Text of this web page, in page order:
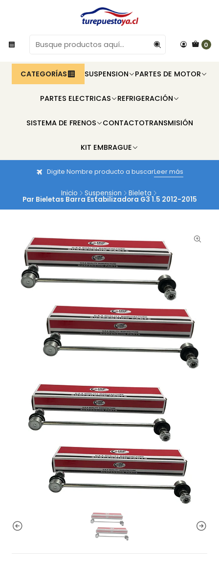
0
CATEGORÍAS SUSPENSION PARTES DE MOTOR
PARTES ELECTRICAS REFRIGERACIÓN
SISTEMA DE FRENOS CONTACTOTRANSMISIÓN
KIT EMBRAGUE
Digite Nombre producto a buscarLeer más
Inicio Suspension Bieleta
Par Bieletas Barra Estabilizadora G3 1.5 2012-2015